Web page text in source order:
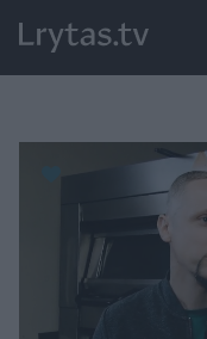
Paremkite Ukrainą